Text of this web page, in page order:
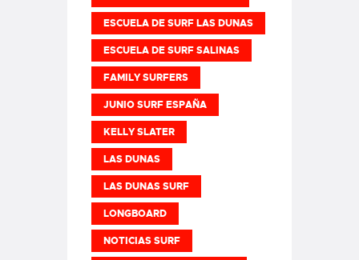
ESCUELA DE SURF LAS DUNAS
ESCUELA DE SURF SALINAS
FAMILY SURFERS
JUNIO SURF ESPAÑA
KELLY SLATER
LAS DUNAS
LAS DUNAS SURF
LONGBOARD
NOTICIAS SURF